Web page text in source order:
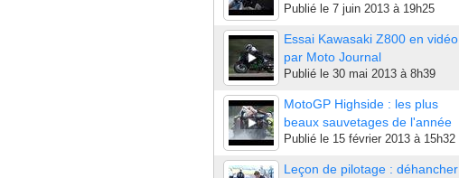
Publié le 7 juin 2013 à 19h25
Essai Kawasaki Z800 en vidéo
par Moto Journal
Publié le 30 mai 2013 à 8h39
MotoGP Highside : les plus
beaux sauvetages de l'année
Publié le 15 février 2013 à 15h32
Leçon de pilotage : déhancher